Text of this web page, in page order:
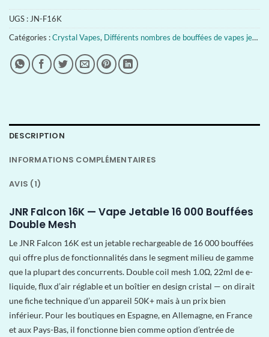
UGS : JN-F16K
Catégories :Crystal Vapes, Différents nombres de bouffées de vapes jetables
DESCRIPTION
INFORMATIONS COMPLÉMENTAIRES
AVIS (1)
JNR Falcon 16K — Vape Jetable 16 000 Bouffées
Double Mesh
Le JNR Falcon 16K est un jetable rechargeable de 16 000 bouffées
qui offre plus de fonctionnalités dans le segment milieu de gamme
que la plupart des concurrents. Double coil mesh 1.0Ω, 22ml de e-
liquide, flux d’air réglable et un boîtier en design cristal — on dirait
une fiche technique d’un appareil 50K+ mais à un prix bien
inférieur. Pour les boutiques en Espagne, en Allemagne, en France
et aux Pays-Bas, il fonctionne bien comme option d’entrée de